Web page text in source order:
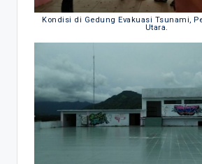
Kondisi di Gedung Evakuasi Tsunami,
Utara.